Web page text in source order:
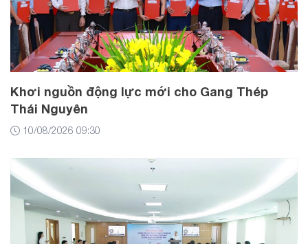
Khơi nguồn động lực mới cho Gang Thép
Thái Nguyên
10/08/2026 09:30